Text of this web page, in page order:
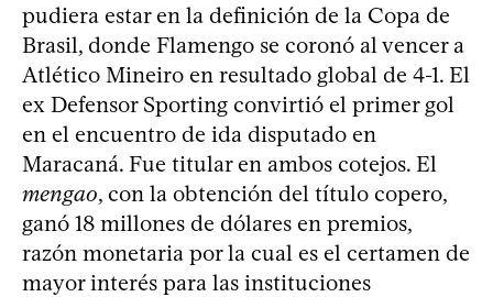
pudiera estar en la definición de la Copa de
Brasil, donde Flamengo se coronó al vencer a
Atlético Mineiro en resultado global de 4-1. El
ex Defensor Sporting convirtió el primer gol
en el encuentro de ida disputado en
Maracaná. Fue titular en ambos cotejos. El
mengao, con la obtención del título copero,
ganó 18 millones de dólares en premios,
razón monetaria por la cual es el certamen de
mayor interés para las instituciones